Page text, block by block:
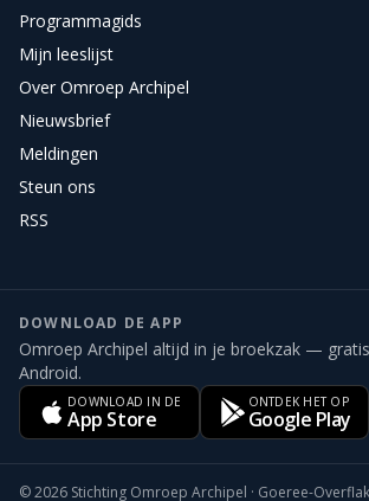
Programmagids
Mijn leeslijst
Over Omroep Archipel
Nieuwsbrief
Meldingen
Steun ons
RSS
DOWNLOAD DE APP
Omroep Archipel altijd in je broekzak —
Android.
DOWNLOAD IN DE
App Store
ONTDEK HET OP
Google Play
©2026 Stichting Omroep Archipel · Goeree-